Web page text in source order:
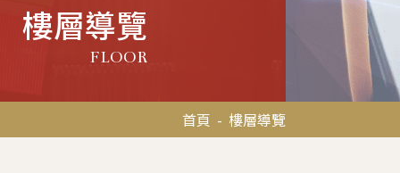
樓層導覽
FLOOR
首頁 - 樓層導覽